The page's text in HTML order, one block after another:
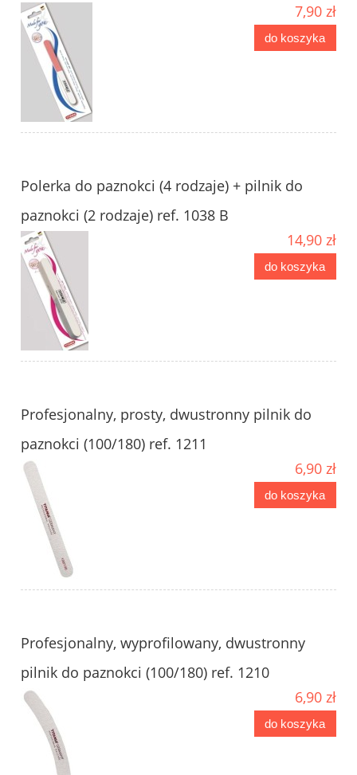
7,90 zł
do koszyka
Polerka do paznokci (4 rodzaje) + pilnik do
paznokci (2 rodzaje) ref. 1038 B
14,90 zł
do koszyka
Profesjonalny, prosty, dwustronny pilnik do
paznokci (100/180) ref. 1211
6,90 zł
do koszyka
Profesjonalny, wyprofilowany, dwustronny
pilnik do paznokci (100/180) ref. 1210
6,90 zł
do koszyka